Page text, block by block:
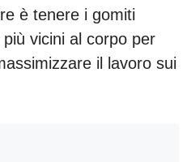
è tenere i gomiti
vicini al corpo per
il lavoro sui